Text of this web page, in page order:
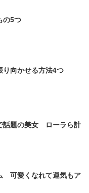
の5つ
り向かせる方法4つ
話題の美女 ローラら計
可愛くなれて運気もア